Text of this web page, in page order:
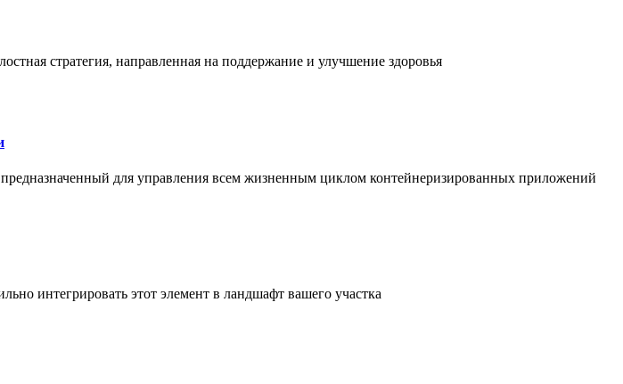
стратегия, направленная на поддержание и улучшение здоровья
для управления всем жизненным циклом контейнеризированных приложений
интегрировать этот элемент в ландшафт вашего участка